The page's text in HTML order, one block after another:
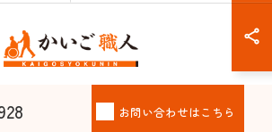
お問い合わせはこちら
人ホーム紹介なら株式会社かいご職人 ALL RIGHTS
RESERVED.